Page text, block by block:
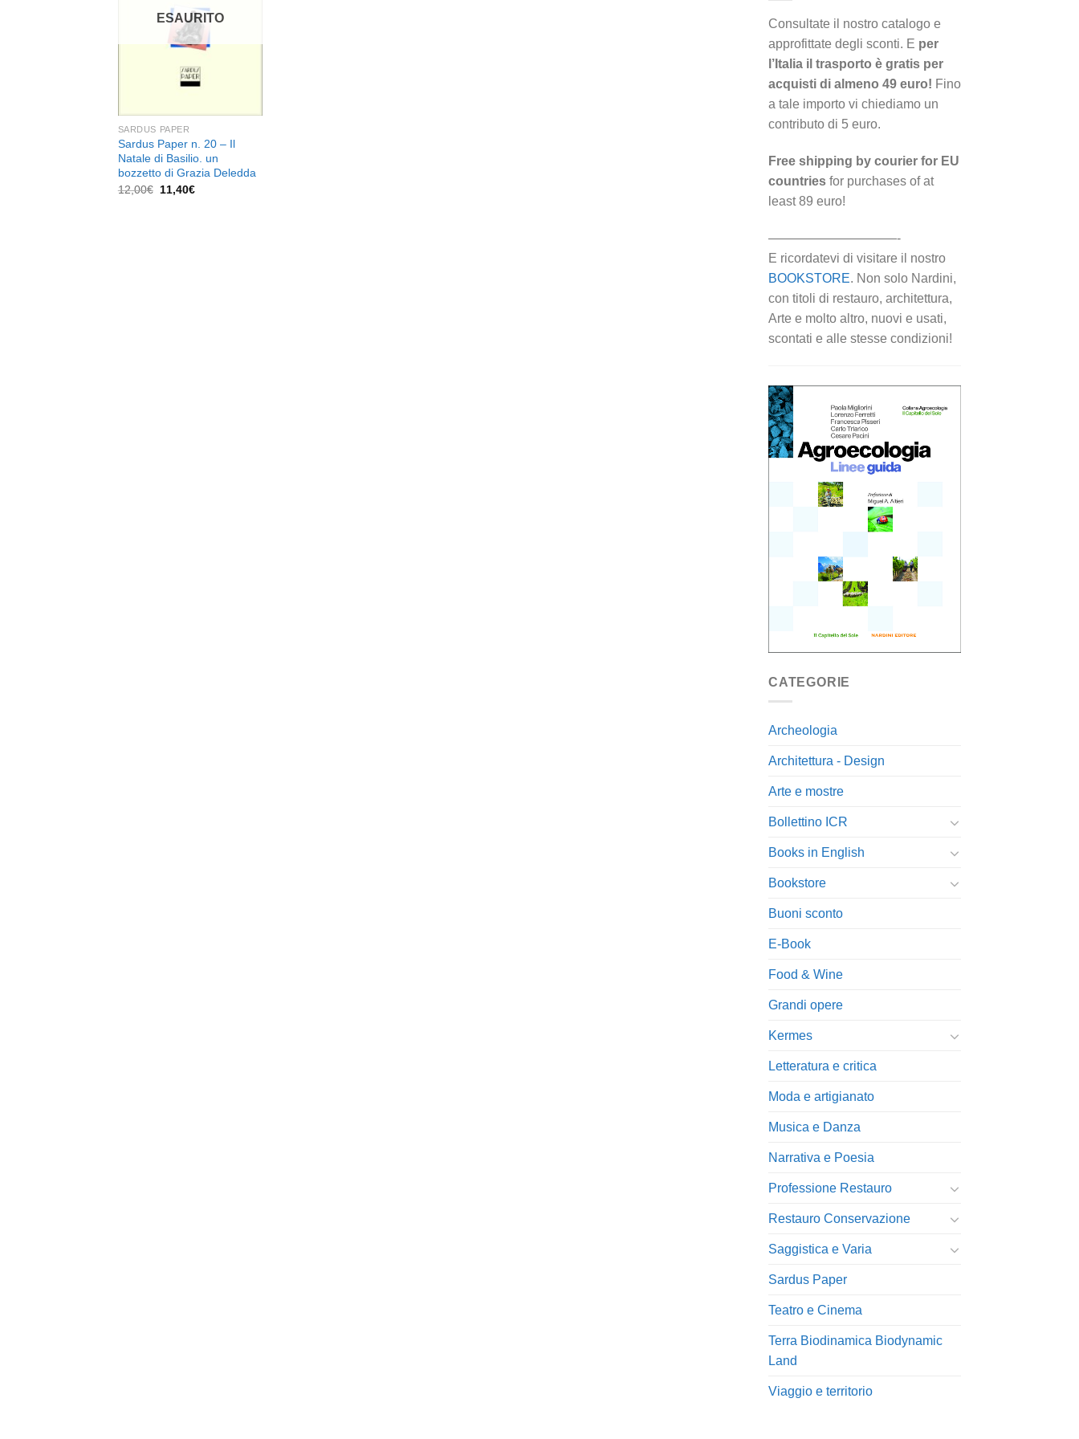
desideri
ESAURITO
SARDUS PAPER
Sardus Paper n. 20 – Il
Natale di Basilio. un
bozzetto di Grazia Deledda
12,00€ Il
prezzo
11,40€Il
Consultate il nostro catalogo e
approfittate degli sconti. E per
l’Italia il trasporto è gratis per
acquisti di almeno 49 euro! Fino
a tale importo vi chiediamo un
contributo di 5 euro.
Free shipping by courier for EU
countries for purchases of at
least 89 euro!
——————————-
E ricordatevi di visitare il nostro
BOOKSTORE. Non solo Nardini,
con titoli di restauro, architettura,
Arte e molto altro, nuovi e usati,
scontati e alle stesse condizioni!
CATEGORIE
Archeologia
Architettura - Design
Arte e mostre
Bollettino ICR
Books in English
Bookstore
Buoni sconto
E-Book
Food & Wine
Grandi opere
Kermes
Letteratura e critica
Moda e artigianato
Musica e Danza
Narrativa e Poesia
Professione Restauro
Restauro Conservazione
Saggistica e Varia
Sardus Paper
Teatro e Cinema
Terra Biodinamica Biodynamic
Land
Viaggio e territorio